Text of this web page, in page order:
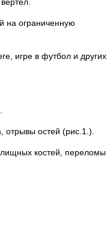
на ог­раниченную
игре в футбол и других
отры­вы остей (рис.1.).
костей, переломы